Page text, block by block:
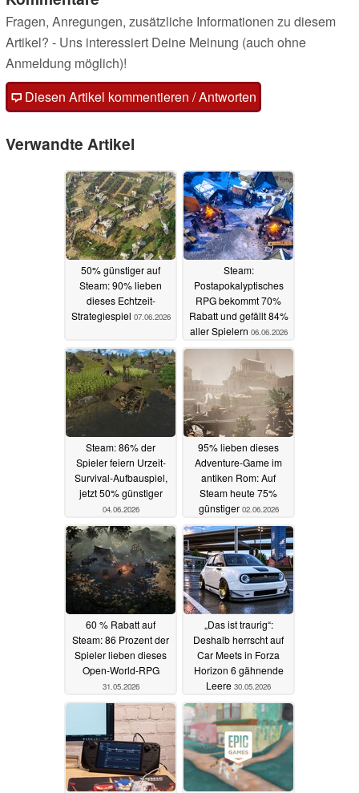
Fragen, Anregungen, zusätzliche Informationen zu diesem
Artikel? - Uns interessiert Deine Meinung (auch ohne
Anmeldung möglich)!
Diesen Artikel kommentieren / Antworten
Verwandte Artikel
50% günstiger auf
Steam: 90% lieben
dieses Echtzeit-
Strategiespiel 07.06.2026
Steam:
Postapokalyptisches
RPG bekommt 70%
Rabatt und gefällt 84%
aller Spielern 06.06.2026
Steam: 86% der
Spieler feiern Urzeit-
Survival-Aufbauspiel,
jetzt 50% günstiger
04.06.2026
95% lieben dieses
Adventure-Game im
antiken Rom: Auf
Steam heute 75%
günstiger 02.06.2026
60 % Rabatt auf
Steam: 86 Prozent der
Spieler lieben dieses
Open-World-RPG
31.05.2026
„Das ist traurig“:
Deshalb herrscht auf
Car Meets in Forza
Horizon 6 gähnende
Leere 30.05.2026